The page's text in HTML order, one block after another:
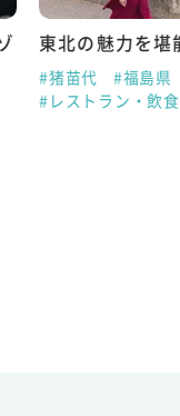
リゾートバイト
と感動をゲット！
#安比高原
#岩手